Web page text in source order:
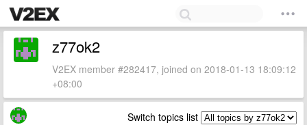
z77ok2
V2EX member #282417, joined on 2018-01-13 18:09:12
+08:00
Switch topics list